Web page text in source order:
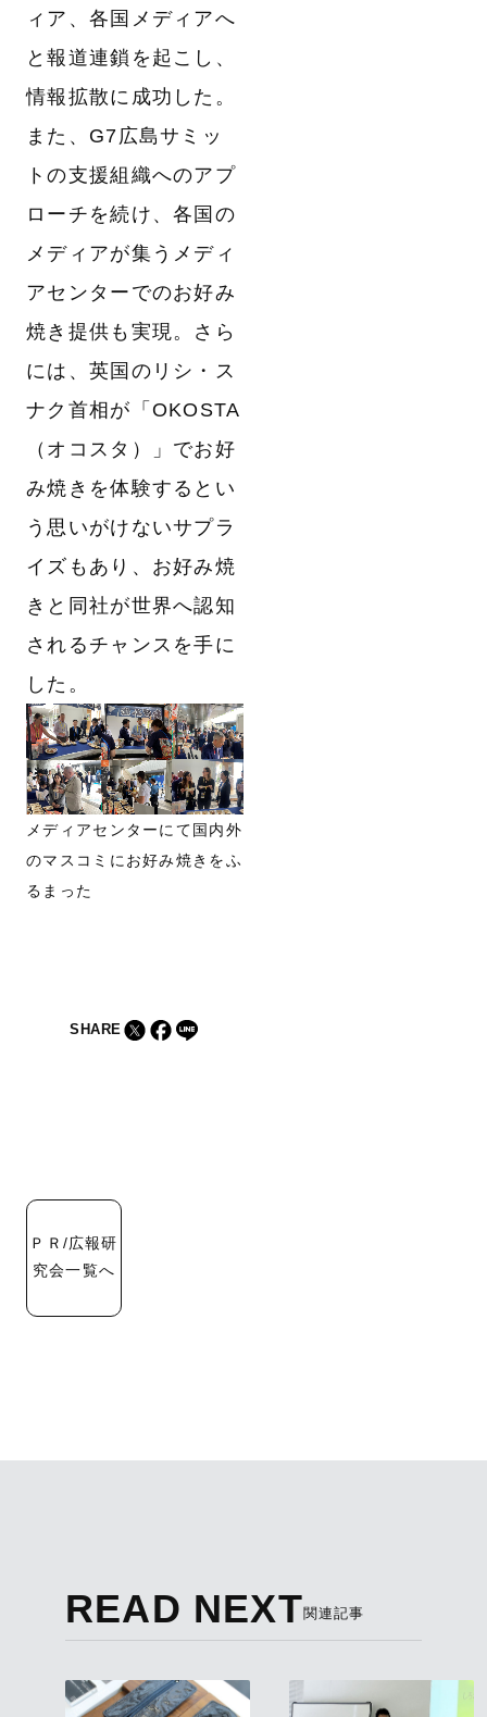
ィア、各国メディアへ
と報道連鎖を起こし、
情報拡散に成功した。
また、G7広島サミッ
トの支援組織へのアプ
ローチを続け、各国の
メディアが集うメディ
アセンターでのお好み
焼き提供も実現。さら
には、英国のリシ・ス
ナク首相が「OKOSTA
（オコスタ）」でお好
み焼きを体験するとい
う思いがけないサプラ
イズもあり、お好み焼
きと同社が世界へ認知
されるチャンスを手に
した。
メディアセンターにて国内外
のマスコミにお好み焼きをふ
るまった
SHARE
ＰＲ/広報研
究会一覧へ
READ NEXT関連記事